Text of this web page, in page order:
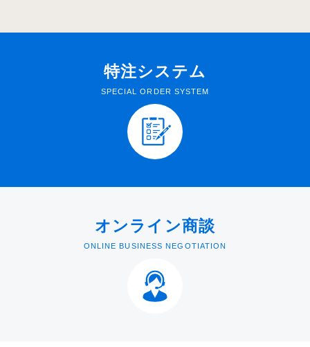
特注システム
SPECIAL ORDER SYSTEM
オンライン商談
ONLINE BUSINESS NEGOTIATION